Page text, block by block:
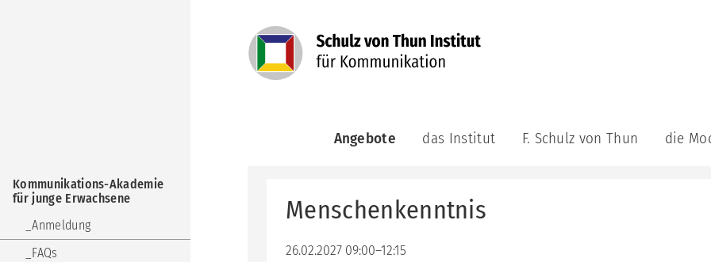
Angebote
junge
Erwachsene
KBT
das Institut
aktuell
F. Schulz von Thun die
Menschenkenntnis
26.02.2027 09:00–12:15
überspringen
Kommunikations-Akademie
für junge Erwachsene
Anmeldung
FAQs